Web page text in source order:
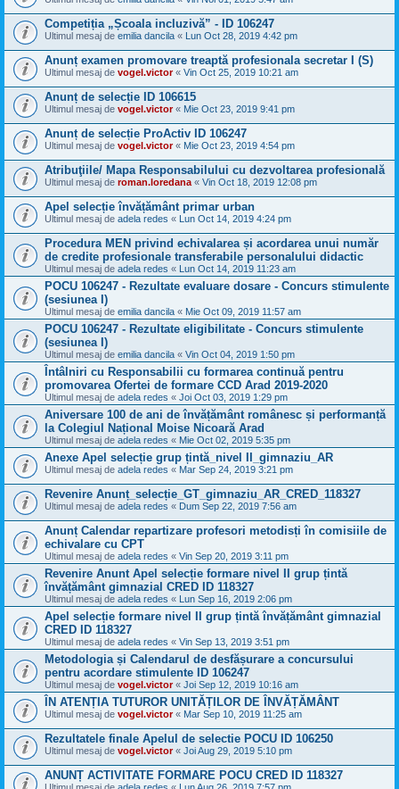
Competiția „Școala incluzivă” - ID 106247
Ultimul mesaj de emilia dancila « Lun Oct 28, 2019 4:42 pm
Anunț examen promovare treaptă profesionala secretar I (S)
Ultimul mesaj de vogel.victor« Vin Oct 25, 2019 10:21 am
Anunț de selecție ID 106615
Ultimul mesaj de vogel.victor« Mie Oct 23, 2019 9:41 pm
Anunț de selecție ProActiv ID 106247
Ultimul mesaj de vogel.victor« Mie Oct 23, 2019 4:54 pm
Atribuţiile/ Mapa Responsabilului cu dezvoltarea profesională
Ultimul mesaj de roman.loredana « Vin Oct 18, 2019 12:08 pm
Apel selecție învățământ primar urban
Ultimul mesaj de adela redes « Lun Oct 14, 2019 4:24 pm
Procedura MEN privind echivalarea și acordarea unui număr
de credite profesionale transferabile personalului didactic
Ultimul mesaj de adela redes « Lun Oct 14, 2019 11:23 am
POCU 106247 - Rezultate evaluare dosare - Concurs stimulente
(sesiunea I)
Ultimul mesaj de emilia dancila « Mie Oct 09, 2019 11:57 am
POCU 106247 - Rezultate eligibilitate - Concurs stimulente
(sesiunea I)
Ultimul mesaj de emilia dancila « Vin Oct 04, 2019 1:50 pm
Întâlniri cu Responsabilii cu formarea continuă pentru
promovarea Ofertei de formare CCD Arad 2019-2020
Ultimul mesaj de adela redes « Joi Oct 03, 2019 1:29 pm
Aniversare 100 de ani de învățământ românesc și performanță
la Colegiul Național Moise Nicoară Arad
Ultimul mesaj de adela redes « Mie Oct 02, 2019 5:35 pm
Anexe Apel selecție grup țintă_nivel II_gimnaziu_AR
Ultimul mesaj de adela redes « Mar Sep 24, 2019 3:21 pm
Revenire Anunț_selecție_GT_gimnaziu_AR_CRED_118327
Ultimul mesaj de adela redes « Dum Sep 22, 2019 7:56 am
Anunț Calendar repartizare profesori metodisți în comisiile de
echivalare cu CPT
Ultimul mesaj de adela redes « Vin Sep 20, 2019 3:11 pm
Revenire Anunt Apel selecție formare nivel II grup țintă
învățământ gimnazial CRED ID 118327
Ultimul mesaj de adela redes « Lun Sep 16, 2019 2:06 pm
Apel selecție formare nivel II grup țintă învățământ gimnazial
CRED ID 118327
Ultimul mesaj de adela redes « Vin Sep 13, 2019 3:51 pm
Metodologia și Calendarul de desfășurare a concursului
pentru acordare stimulente ID 106247
Ultimul mesaj de vogel.victor« Joi Sep 12, 2019 10:16 am
ÎN ATENȚIA TUTUROR UNITĂȚILOR DE ÎNVĂȚĂMÂNT
Ultimul mesaj de vogel.victor« Mar Sep 10, 2019 11:25 am
Rezultatele finale Apelul de selectie POCU ID 106250
Ultimul mesaj de vogel.victor« Joi Aug 29, 2019 5:10 pm
ANUNȚ ACTIVITATE FORMARE POCU CRED ID 118327